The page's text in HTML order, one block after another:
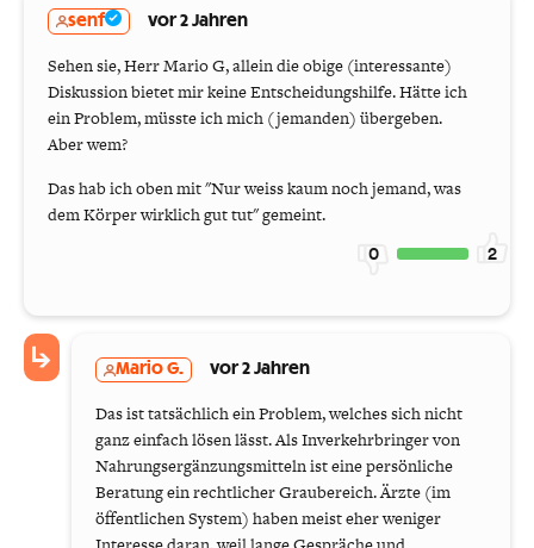
senf vor 2 Jahren
Sehen sie, Herr Mario G, allein die obige (interessante)
Diskussion bietet mir keine Entscheidungshilfe. Hätte ich
ein Problem, müsste ich mich (jemanden) übergeben.
Aber wem?
Das hab ich oben mit "Nur weiss kaum noch jemand, was
dem Körper wirklich gut tut" gemeint.
0 2
Mario G. vor 2 Jahren
Das ist tatsächlich ein Problem, welches sich nicht
ganz einfach lösen lässt. Als Inverkehrbringer von
Nahrungsergänzungsmitteln ist eine persönliche
Beratung ein rechtlicher Graubereich. Ärzte (im
öffentlichen System) haben meist eher weniger